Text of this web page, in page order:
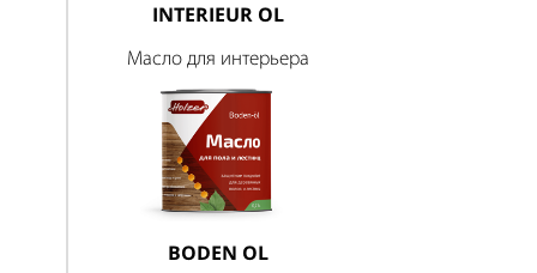
INTERIEUR OL
Масло для интерьера
BODEN OL